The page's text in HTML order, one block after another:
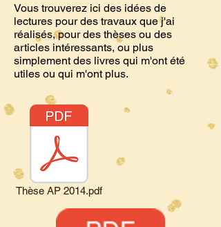
Vous trouverez ici des idées de
lectures pour des travaux que j'ai
réalisés, pour des thèses ou des
articles intéressants, ou plus
simplement des livres qui m'ont été
utiles ou qui m'ont plus.
Thèse AP 2014.pdf